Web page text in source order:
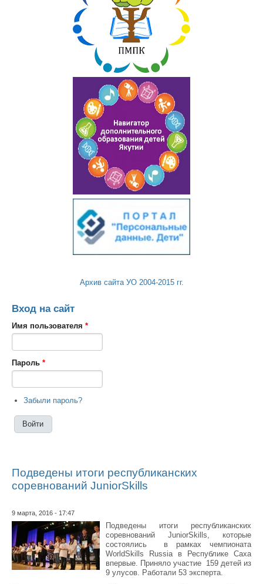
Архив сайта УО 2004-2015 гг.
Вход на сайт
Имя пользователя *
Пароль *
Забыли пароль?
Подведены итоги республиканских
соревнований JuniorSkills
9 марта, 2016 - 17:47
Подведены итоги республиканских
соревнований JuniorSkills, которые
состоялись в рамках чемпионата
WorldSkills Russia в Республике Саха
впервые. Приняло участие 159 детей из
9 улусов. Работали 53 эксперта.